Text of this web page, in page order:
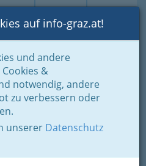
Login Toggle
auf info-graz.at!
und andere
&
notwendig, andere
zu verbessern oder
unserer Datenschutz
Austria
Graz-Puntigam